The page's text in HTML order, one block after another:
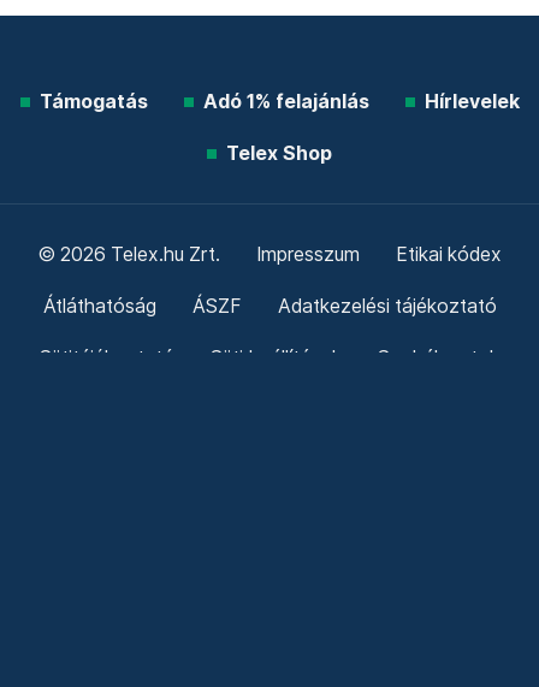
Támogatás Adó 1% felajánlás Hírlevelek
Telex Shop
© 2026 Telex.hu Zrt. Impresszum Etikai kódex
Átláthatóság ÁSZF Adatkezelési tájékoztató
Sütitájékoztató Süti beállítások Szabályzatok